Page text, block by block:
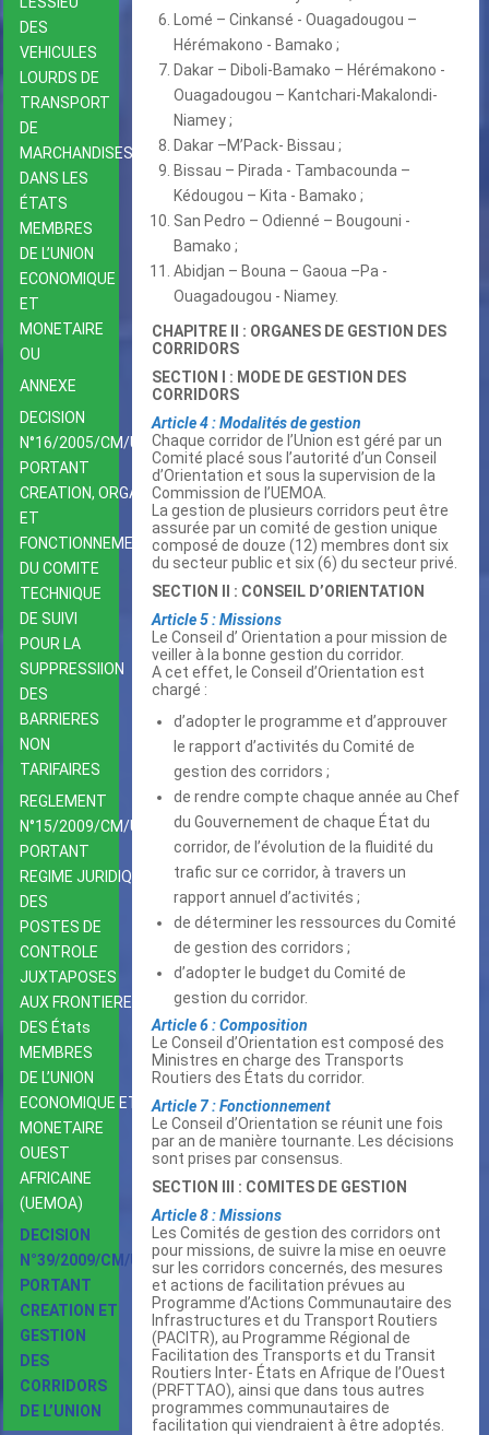
DES
VEHICULES
LOURDS DE
TRANSPORT
DE
MARCHANDISES
DANS LES
ÉTATS
MEMBRES
DE L’UNION
ECONOMIQUE
ET
MONETAIRE
OU
ANNEXE
DECISION
N°16/2005/CM/UEMOA
PORTANT
CREATION, ORGANISATIION
ET
FONCTIONNEMENT
DU COMITE
TECHNIQUE
DE SUIVI
POUR LA
SUPPRESSIION
DES
BARRIERES
NON
TARIFAIRES
REGLEMENT
N°15/2009/CM/UEMOA
PORTANT
REGIME JURIDIQUE
DES
POSTES DE
CONTROLE
JUXTAPOSES
AUX FRONTIERES
DES États
MEMBRES
DE L’UNION
ECONOMIQUE ET
MONETAIRE
OUEST
AFRICAINE
(UEMOA)
DECISION
N°39/2009/CM/UEMOA
PORTANT
CREATION ET
GESTION
DES
CORRIDORS
DE L’UNION
Lomé – Cinkansé - Ouagadougou –
Hérémakono - Bamako ;
Dakar – Diboli-Bamako – Hérémakono -
Ouagadougou – Kantchari-Makalondi-
Niamey ;
Dakar –M’Pack- Bissau ;
Bissau – Pirada - Tambacounda –
Kédougou – Kita - Bamako ;
San Pedro – Odienné – Bougouni -
Bamako ;
Abidjan – Bouna – Gaoua –Pa -
Ouagadougou - Niamey.
CHAPITRE II : ORGANES DE GESTION DES
CORRIDORS
SECTION I : MODE DE GESTION DES
CORRIDORS
Article 4 : Modalités de gestion
Chaque corridor de l’Union est géré par un
Comité placé sous l’autorité d’un Conseil
d’Orientation et sous la supervision de la
Commission de l’UEMOA.
La gestion de plusieurs corridors peut être
assurée par un comité de gestion unique
composé de douze (12) membres dont six
du secteur public et six (6) du secteur privé.
SECTION II : CONSEIL D’ORIENTATION
Article 5 : Missions
Le Conseil d’ Orientation a pour mission de
veiller à la bonne gestion du corridor.
A cet effet, le Conseil d’Orientation est
chargé :
d’adopter le programme et d’approuver
le rapport d’activités du Comité de
gestion des corridors ;
de rendre compte chaque année au Chef
du Gouvernement de chaque État du
corridor, de l’évolution de la fluidité du
trafic sur ce corridor, à travers un
rapport annuel d’activités ;
de déterminer les ressources du Comité
de gestion des corridors ;
d’adopter le budget du Comité de
gestion du corridor.
Article 6 : Composition
Le Conseil d’Orientation est composé des
Ministres en charge des Transports
Routiers des États du corridor.
Article 7 : Fonctionnement
Le Conseil d’Orientation se réunit une fois
par an de manière tournante. Les décisions
sont prises par consensus.
SECTION III : COMITES DE GESTION
Article 8 : Missions
Les Comités de gestion des corridors ont
pour missions, de suivre la mise en oeuvre
sur les corridors concernés, des mesures
et actions de facilitation prévues au
Programme d’Actions Communautaire des
Infrastructures et du Transport Routiers
(PACITR), au Programme Régional de
Facilitation des Transports et du Transit
Routiers Inter- États en Afrique de l’Ouest
(PRFTTAO), ainsi que dans tous autres
programmes communautaires de
facilitation qui viendraient à être adoptés.